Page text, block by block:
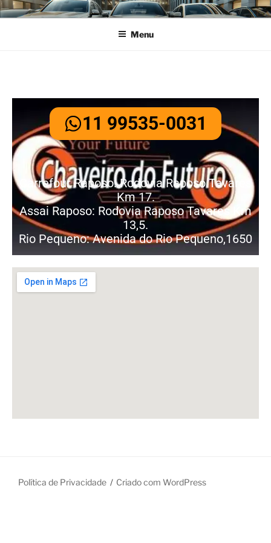
CHAVEIRO DO FUTURO
Menu
11 99535-0031
Carrefour Raposo: Rodovia Raposo Tavares
Km 17.
Assai Raposo: Rodovia Raposo Tavares Km
13,5.
Rio Pequeno: Avenida do Rio Pequeno,1650
Política de Privacidade Criado com WordPress